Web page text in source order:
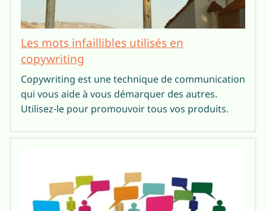
Les mots infaillibles utilisés en
copywriting
Copywriting est une technique de communication
qui vous aide à vous démarquer des autres.
Utilisez-le pour promouvoir tous vos produits.